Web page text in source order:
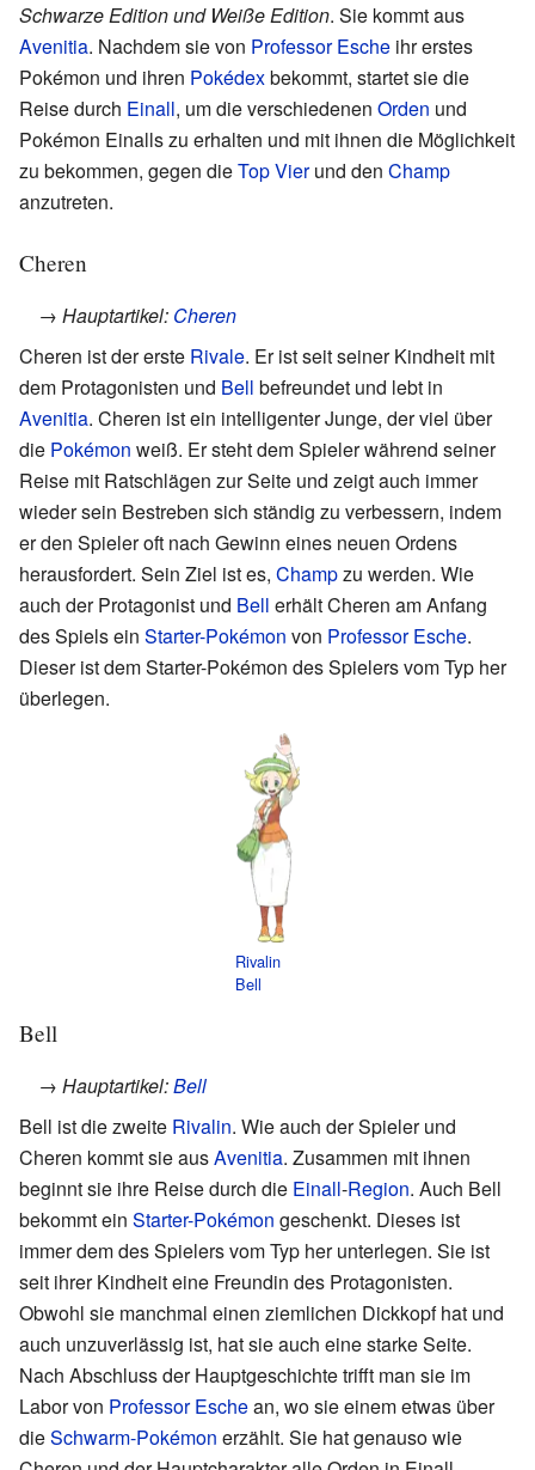
Schwarze Edition und Weiße Edition. Sie kommt aus
Avenitia. Nachdem sie von Professor Esche ihr erstes
Pokémon und ihren Pokédexbekommt, startet sie die
Reise durch Einall, um die verschiedenen Orden und
Pokémon Einalls zu erhalten und mit ihnen die Möglichkeit
zu bekommen, gegen dieTop Vierund den Champ
anzutreten.
Cheren
→ Hauptartikel: Cheren
Cheren ist der erste Rivale. Er ist seit seiner Kindheit mit
dem Protagonisten und Bell befreundet und lebt in
Avenitia. Cheren ist ein intelligenter Junge, der viel über
die Pokémon weiß. Er steht dem Spieler während seiner
Reise mit Ratschlägen zur Seite und zeigt auch immer
wieder sein Bestreben sich ständig zu verbessern, indem
er den Spieler oft nach Gewinn eines neuen Ordens
herausfordert. Sein Ziel ist es, Champzu werden. Wie
auch der Protagonist und Bell erhält Cheren am Anfang
des Spiels ein Starter-Pokémon von Professor Esche.
Dieser ist dem Starter-Pokémon des Spielers vom Typ her
überlegen.
Rivalin
Bell
Bell
→ Hauptartikel:Bell
Bell ist die zweite Rivalin. Wie auch der Spieler und
Cheren kommt sie ausAvenitia. Zusammen mit ihnen
beginnt sie ihre Reise durch die Einall-Region. Auch Bell
bekommt ein Starter-Pokémon geschenkt. Dieses ist
immer dem des Spielers vom Typ her unterlegen. Sie ist
seit ihrer Kindheit eine Freundin des Protagonisten.
Obwohl sie manchmal einen ziemlichen Dickkopf hat und
auch unzuverlässig ist, hat sie auch eine starke Seite.
Nach Abschluss der Hauptgeschichte trifft man sie im
Labor von Professor Eschean, wo sie einem etwas über
dieSchwarm-Pokémon erzählt. Sie hat genauso wie